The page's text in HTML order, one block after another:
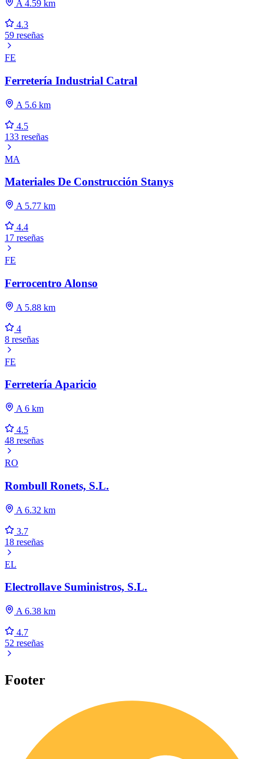
A 4.59 km
4.3
59 reseñas
FE
Ferretería Industrial Catral
A 5.6 km
4.5
133 reseñas
MA
Materiales De Construcción Stanys
A 5.77 km
4.4
17 reseñas
FE
Ferrocentro Alonso
A 5.88 km
4
8 reseñas
FE
Ferretería Aparicio
A 6 km
4.5
48 reseñas
RO
Rombull Ronets, S.L.
A 6.32 km
3.7
18 reseñas
EL
Electrollave Suministros, S.L.
A 6.38 km
4.7
52 reseñas
Footer